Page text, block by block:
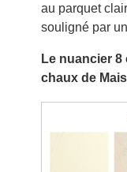
au parquet
souligné par
Le nuancier
chaux de